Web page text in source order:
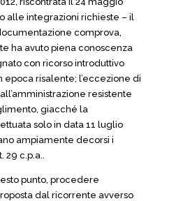
alle integrazioni richieste – il
comprova,
ha avuto piena conoscenza
con ricorso introduttivo
risalente; l’eccezione di
resistente
giacché la
solo in data 11 luglio
ampiamente decorsi i
29 c.p.a..
punto, procedere
dal ricorrente avverso